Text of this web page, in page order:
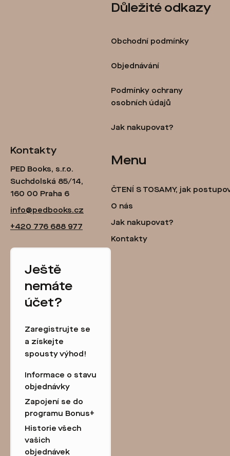
Důležité odkazy
Obchodní podmínky
Objednávání
Podmínky ochrany
osobních údajů
Jak nakupovat?
Kontakty
PED Books, s.r.o.
Suchdolská 85/14,
160 00 Praha 6
info@pedbooks.cz
+420 776 688 977
Menu
ČTENÍ S TOSAMY, jak
O nás
Jak nakupovat?
Kontakty
Ještě
nemáte
účet?
Zaregistrujte se
a získejte
spousty výhod!
Informace o stavu
objednávky
Zapojení se do
programu Bonus+
Historie všech
vašich
objednávek